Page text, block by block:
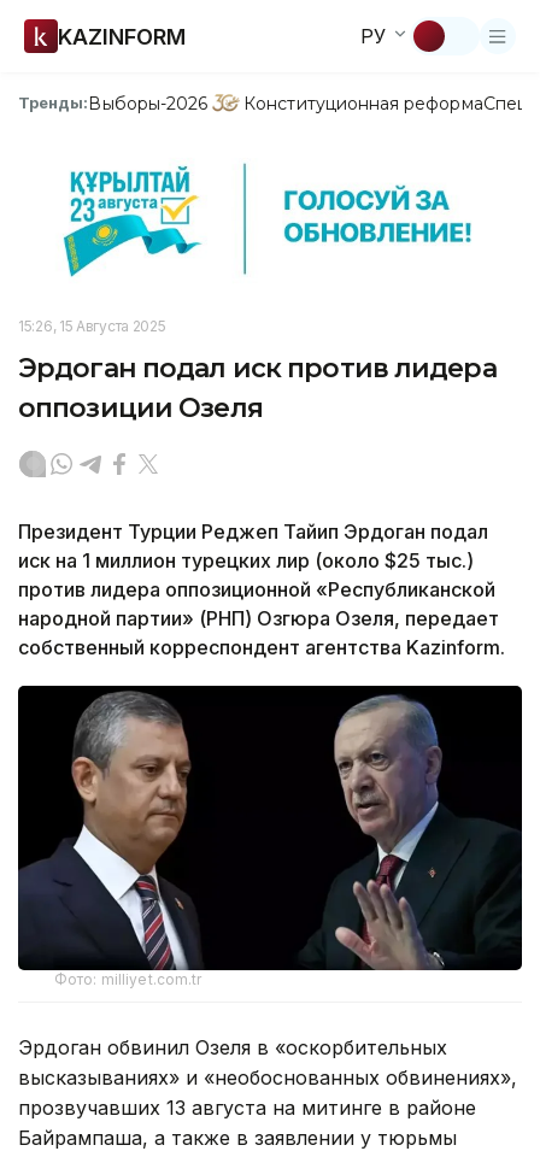
KAZINFORM РУ
Тренды:Выборы-2026 Конституционная реформа
15:26, 15 Августа 2025
Эрдоган подал иск против лидера
оппозиции Озеля
Президент Турции Реджеп Тайип Эрдоган подал
иск на 1 миллион турецких лир (около $25 тыс.)
против лидера оппозиционной «Республиканской
народной партии» (РНП) Озгюра Озеля, передает
собственный корреспондент агентства Kazinform.
Фото: milliyet.com.tr
Эрдоган обвинил Озеля в «оскорбительных
высказываниях» и «необоснованных обвинениях»,
прозвучавших 13 августа на митинге в районе
Байрампаша, а также в заявлении у тюрьмы